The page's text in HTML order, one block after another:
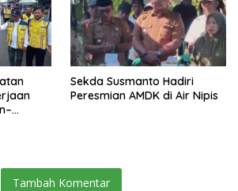
Sekda Susmanto Hadiri
Peresmian AMDK di Air Nipis
Tambah Komentar